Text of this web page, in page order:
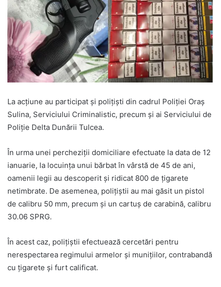
La acțiune au participat și polițiști din cadrul Poliției Oraș
Sulina, Serviciului Criminalistic, precum și ai Serviciului de
Poliție Delta Dunării Tulcea.
În urma unei percheziții domiciliare efectuate la data de 12
ianuarie, la locuința unui bărbat în vârstă de 45 de ani,
oamenii legii au descoperit și ridicat 800 de țigarete
netimbrate. De asemenea, polițiștii au mai găsit un pistol
de calibru 50 mm, precum și un cartuș de carabină, calibru
30.06 SPRG.
În acest caz, polițiștii efectuează cercetări pentru
nerespectarea regimului armelor și munițiilor, contrabandă
cu țigarete și furt calificat.